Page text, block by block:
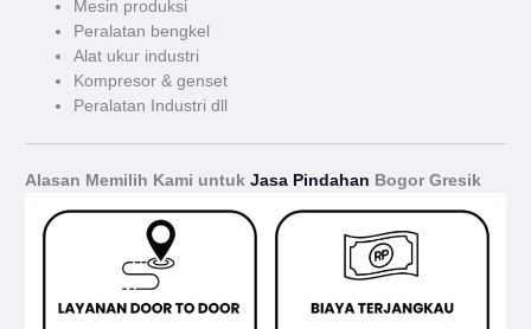
Mesin produksi
Peralatan bengkel
Alat ukur industri
Kompresor & genset
Peralatan Industri dll
Alasan Memilih Kami untukJasa Pindahan Bogor Gresik